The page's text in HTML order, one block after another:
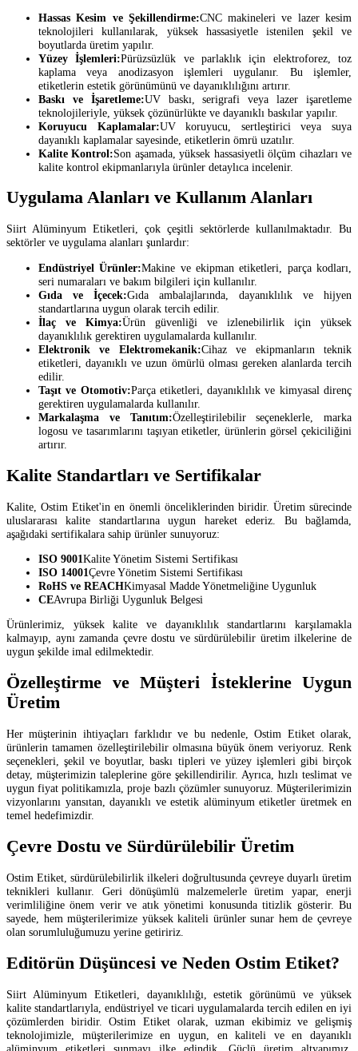
Hassas Kesim ve Şekillendirme:CNC makineleri ve lazer kesim
teknolojileri kullanılarak, yüksek hassasiyetle istenilen şekil ve
boyutlarda üretim yapılır.
Yüzey İşlemleri:Pürüzsüzlük ve parlaklık için elektroforez, toz
kaplama veya anodizasyon işlemleri uygulanır. Bu işlemler,
etiketlerin estetik görünümünü ve dayanıklılığını artırır.
Baskı ve İşaretleme:UV baskı, serigrafi veya lazer işaretleme
teknolojileriyle, yüksek çözünürlükte ve dayanıklı baskılar yapılır.
Koruyucu Kaplamalar:UV koruyucu, sertleştirici veya suya
dayanıklı kaplamalar sayesinde, etiketlerin ömrü uzatılır.
Kalite Kontrol:Son aşamada, yüksek hassasiyetli ölçüm cihazları ve
kalite kontrol ekipmanlarıyla ürünler detaylıca incelenir.
Uygulama Alanları ve Kullanım Alanları
Siirt Alüminyum Etiketleri, çok çeşitli sektörlerde kullanılmaktadır. Bu
sektörler ve uygulama alanları şunlardır:
Endüstriyel Ürünler:Makine ve ekipman etiketleri, parça kodları,
seri numaraları ve bakım bilgileri için kullanılır.
Gıda ve İçecek:Gıda ambalajlarında, dayanıklılık ve hijyen
standartlarına uygun olarak tercih edilir.
İlaç ve Kimya:Ürün güvenliği ve izlenebilirlik için yüksek
dayanıklılık gerektiren uygulamalarda kullanılır.
Elektronik ve Elektromekanik:Cihaz ve ekipmanların teknik
etiketleri, dayanıklı ve uzun ömürlü olması gereken alanlarda tercih
edilir.
Taşıt ve Otomotiv:Parça etiketleri, dayanıklılık ve kimyasal direnç
gerektiren uygulamalarda kullanılır.
Markalaşma ve Tanıtım:Özelleştirilebilir seçeneklerle, marka
logosu ve tasarımlarını taşıyan etiketler, ürünlerin görsel çekiciliğini
artırır.
Kalite Standartları ve Sertifikalar
Kalite, Ostim Etiket'in en önemli önceliklerinden biridir. Üretim sürecinde
uluslararası kalite standartlarına uygun hareket ederiz. Bu bağlamda,
aşağıdaki sertifikalara sahip ürünler sunuyoruz:
ISO 9001Kalite Yönetim Sistemi Sertifikası
ISO 14001Çevre Yönetim Sistemi Sertifikası
RoHS ve REACHKimyasal Madde Yönetmeliğine Uygunluk
CEAvrupa Birliği Uygunluk Belgesi
Ürünlerimiz, yüksek kalite ve dayanıklılık standartlarını karşılamakla
kalmayıp, aynı zamanda çevre dostu ve sürdürülebilir üretim ilkelerine de
uygun şekilde imal edilmektedir.
Özelleştirme ve Müşteri İsteklerine Uygun
Üretim
Her müşterinin ihtiyaçları farklıdır ve bu nedenle, Ostim Etiket olarak,
ürünlerin tamamen özelleştirilebilir olmasına büyük önem veriyoruz. Renk
seçenekleri, şekil ve boyutlar, baskı tipleri ve yüzey işlemleri gibi birçok
detay, müşterimizin taleplerine göre şekillendirilir. Ayrıca, hızlı teslimat ve
uygun fiyat politikamızla, proje bazlı çözümler sunuyoruz. Müşterilerimizin
vizyonlarını yansıtan, dayanıklı ve estetik alüminyum etiketler üretmek en
temel hedefimizdir.
Çevre Dostu ve Sürdürülebilir Üretim
Ostim Etiket, sürdürülebilirlik ilkeleri doğrultusunda çevreye duyarlı üretim
teknikleri kullanır. Geri dönüşümlü malzemelerle üretim yapar, enerji
verimliliğine önem verir ve atık yönetimi konusunda titizlik gösterir. Bu
sayede, hem müşterilerimize yüksek kaliteli ürünler sunar hem de çevreye
olan sorumluluğumuzu yerine getiririz.
Editörün Düşüncesi ve Neden Ostim Etiket?
Siirt Alüminyum Etiketleri, dayanıklılığı, estetik görünümü ve yüksek
kalite standartlarıyla, endüstriyel ve ticari uygulamalarda tercih edilen en iyi
çözümlerden biridir. Ostim Etiket olarak, uzman ekibimiz ve gelişmiş
teknolojimizle, müşterilerimize en uygun, en kaliteli ve en dayanıklı